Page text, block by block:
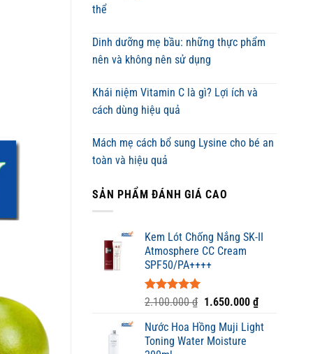
thể
Dinh dưỡng mẹ bầu: những thực phẩm
nên và không nên sử dụng
Khái niệm Vitamin C là gì? Lợi ích và
cách dùng hiệu quả
Mách mẹ cách bổ sung Lysine cho bé an
toàn và hiệu quả
SẢN PHẨM ĐÁNH GIÁ CAO
Kem Lót Chống Nắng SK-II
Atmosphere CC Cream
SPF50/PA++++
Được xếp
5 sao
2.100.000₫ Giá
là:
2.100.000 ₫.
1.650.000 ₫Giá
tại
Nước Hoa Hồng Muji Light
Toning Water Moisture